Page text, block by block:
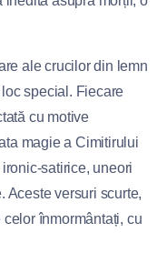
ale crucilor din lemn
special. Fiecare
cu motive
magie a Cimitirului
satirice, uneori
Aceste versuri scurte,
înmormântați, cu